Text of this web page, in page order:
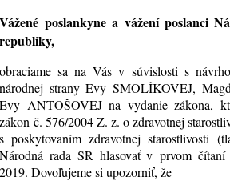
Vážené poslankyne a vážení poslanci
republiky,
obraciame sa na Vás v súvislosti s
národnej strany Evy SMOLÍKOVEJ,
Evy ANTOŠOVEJ na vydanie zákona,
zákon č. 576/2004 Z. z. o zdravotnej
s poskytovaním zdravotnej starostlivosti
Národná rada SR hlasovať v prvom
2019. Dovoľujeme si upozorniť, že